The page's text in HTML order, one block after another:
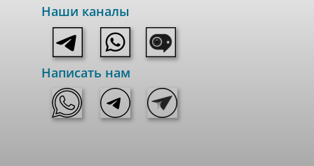
Наши каналы
Написать нам